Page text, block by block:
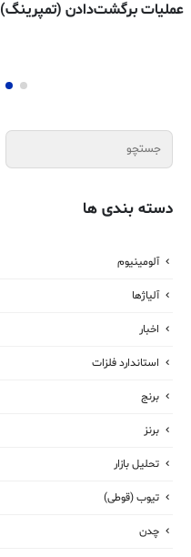
24
ورق گالوانیزه چیست؟
جستجو
دسته بندی ها
آلومینیوم
آلیاژها
اخبار
استاندارد فلزات
برنج
برنز
تحلیل بازار
تیوب (قوطی)
چدن